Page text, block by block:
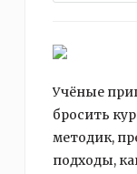
Учёные
бросить
методик,
подходы,